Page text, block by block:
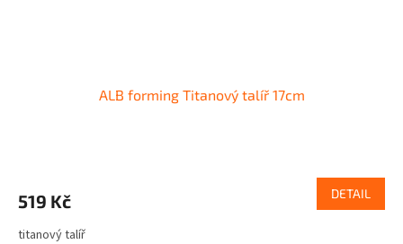
ALB forming Titanový talíř 17cm
519 Kč DETAIL
titanový talíř